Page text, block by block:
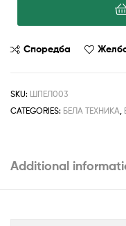
Споредба
SKU: ШПЕЛ003
CATEGORIES: БЕЛА ТЕХНИКА
Additional